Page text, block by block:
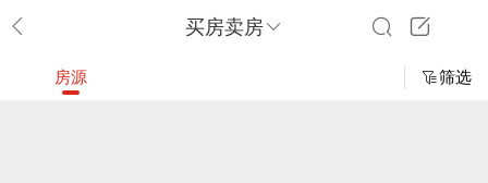
买房卖房
房源 筛选